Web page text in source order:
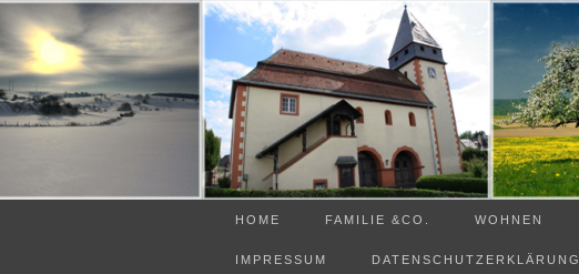
HOME FAMILIE &CO. WOHNEN
IMPRESSUM DATENSCHUTZERKLÄRUNG